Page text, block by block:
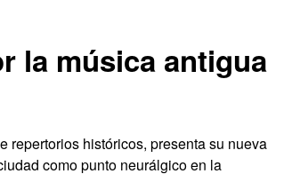
la música antigua
repertorios históricos, presenta su nueva
como punto neurálgico en la